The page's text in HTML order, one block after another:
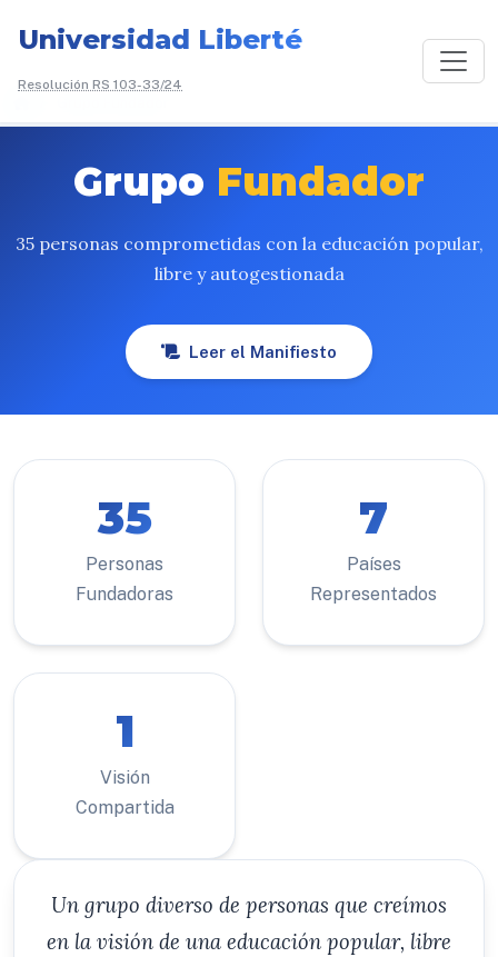
Universidad Liberté
Resolución RS 103-33/24
Grupo Fundador
35 personas comprometidas con la educación popular,
libre y autogestionada
Leer el Manifiesto
35
Personas
Fundadoras
7
Países
Representados
1
Visión
Compartida
Un grupo diverso de personas que creímos
en la visión de una educación popular, libre